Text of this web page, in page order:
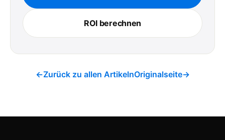
ROI berechnen
←Zurück zu allen ArtikelnOriginalseite→